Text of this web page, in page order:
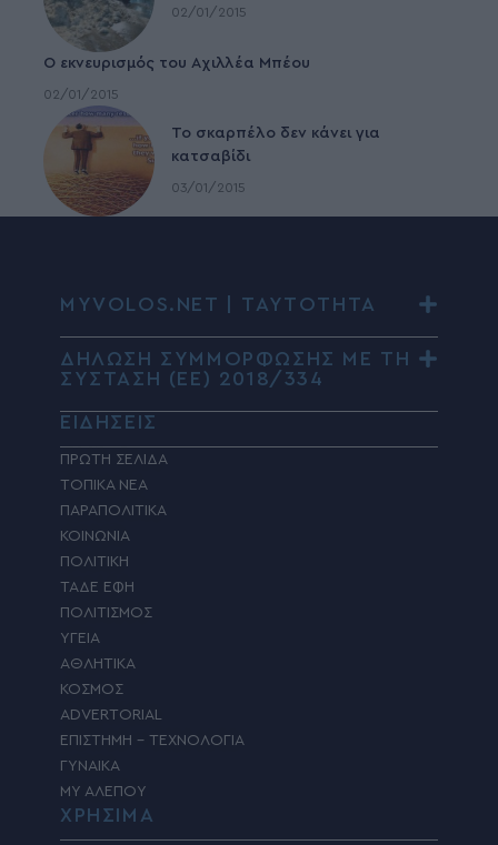
02/01/2015
Ο εκνευρισμός του Αχιλλέα Μπέου
02/01/2015
To σκαρπέλο δεν κάνει για
κατσαβίδι
03/01/2015
MYVOLOS.NET | ΤΑΥΤΟΤΗΤΑ
ΔΗΛΩΣΗ ΣΥΜΜΟΡΦΩΣΗΣ ΜΕ ΤΗ
ΣΥΣΤΑΣΗ (ΕΕ) 2018/334
ΕΙΔΗΣΕΙΣ
ΠΡΩΤΗ ΣΕΛΙΔΑ
ΤΟΠΙΚΑ ΝΕΑ
ΠΑΡΑΠΟΛΙΤΙΚΑ
ΚΟΙΝΩΝΙΑ
ΠΟΛΙΤΙΚΗ
ΤΑΔΕ ΕΦΗ
ΠΟΛΙΤΙΣΜΟΣ
ΥΓΕΙΑ
ΑΘΛΗΤΙΚΑ
ΚΟΣΜΟΣ
ADVERTORIAL
ΕΠΙΣΤΗΜΗ – ΤΕΧΝΟΛΟΓΙΑ
ΓΥΝΑΙΚΑ
MY ΑΛΕΠΟΥ
ΧΡΗΣΙΜΑ